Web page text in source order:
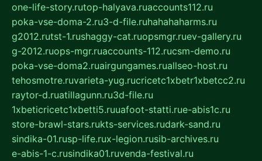
one-life-story.rutop-halyava.ruaccounts112.ru
poka-vse-doma-2.ru3-d-file.ruhahahaharms.ru
g2012.rutst-1.rushaggy-cat.ruopsmgr.ruev-gallery.ru
g-2012.ruops-mgr.ruaccounts-112.rucsm-demo.ru
poka-vse-doma2.ruairgungames.ruallseo-host.ru
tehosmotre.ruvarieta-yug.rucricetc1xbetr1xbetcc2.ru
raytor-d.ruatillagunn.ru3d-file.ru
1xbeticricetc1xbetti5.ruuafoot-statti.rue-abis1c.ru
store-brawl-stars.rukts-services.rudark-sand.ru
sindika-01.rusp-life.rux-legion.rusib-archives.ru
e-abis-1-c.rusindika01.ruvenda-festival.ru